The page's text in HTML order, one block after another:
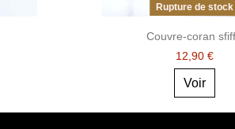
Rupture de stock
Couvre-coran
12,90 €
Voir